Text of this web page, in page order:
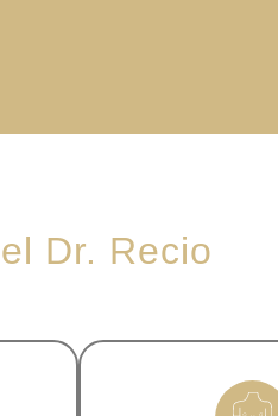
Dr. Recio